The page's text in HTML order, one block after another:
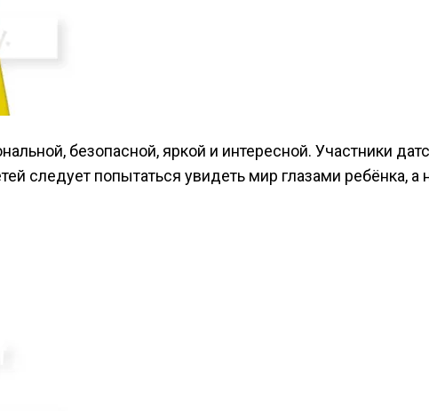
безопасной, яркой и интересной. Участники
следует попытаться увидеть мир глазами ребёнка, а